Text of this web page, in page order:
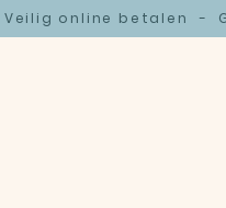
Veilig online betalen-